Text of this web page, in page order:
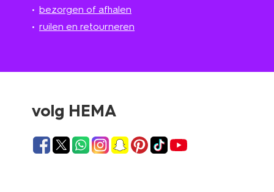
bezorgen of afhalen
ruilen en retourneren
volg HEMA